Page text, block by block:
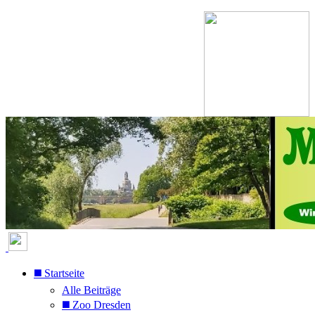
◼️ Startseite
Alle Beiträge
◼️ Zoo Dresden